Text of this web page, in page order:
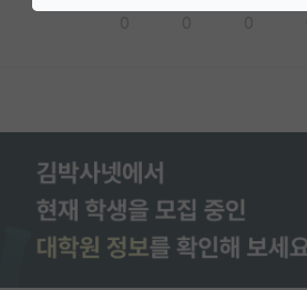
연구실(PI) 홍보 게시판
취업 게시판
임용 후기 게시판